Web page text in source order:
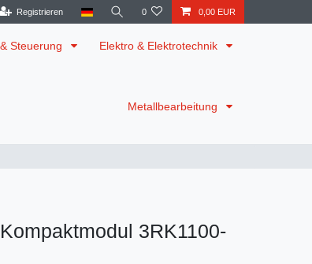
Registrieren 0 0,00 EUR
Steuerung Elektro & Elektrotechnik
Metallbearbeitung
3RK1100-